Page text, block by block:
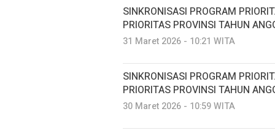
SINKRONISASI PROGRAM
PRIORITAS PROVINSI TAHUN
31 Maret 2026 - 10:21 WITA
SINKRONISASI PROGRAM
PRIORITAS PROVINSI TAHUN
30 Maret 2026 - 10:59 WITA